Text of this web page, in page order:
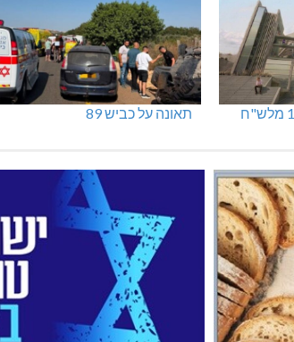
תאונה על כביש 89